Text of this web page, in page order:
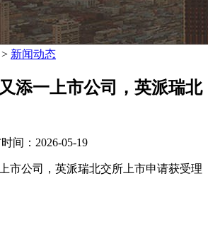
> 新闻动态
添一上市公司，英派瑞北
间：2026-05-19
市公司，英派瑞北交所上市申请获受理